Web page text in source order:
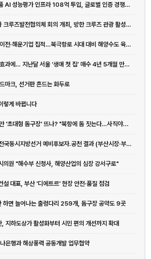
[부산] 부산 공조부품 AI 성능평가 인프라 108억 투입, 글로벌 인증 경쟁력 강화 이유
[부산] 한국관광공사 크루즈발전협의체 회의 개최, 방한 크루즈 관광 활성화 ...
[부산] 해수부 부산 이전·해운기업 집적…북극항로 시대 대비 해양수도 육성 ...
[부산] 다주택 매물 효과에… 지난달 서울 ‘생애 첫 집’ 매수 4년 5개월 만에...
마크, 선거판 흔드는 화두로
렇게 바뀝니다
'초대형 돔구장' 뜨나? "북항에 돔 짓는다…사직야...
[부산] 부산 제9회 전국동시지방선거 예비후보자.공천 결과 (부산시장·부산시...
의원 "해수부 신청사, 해양산업의 심장 강서구로"
설 대표, 부산 '디에트르' 현장 안전·품질 점검
면 늘어나는 출렁다리 259개, 돔구장 공약도 9곳
지하도상가 활성화부터 시민 편의 개선까지 확대
은행과 해상풍력 공동개발 업무협약